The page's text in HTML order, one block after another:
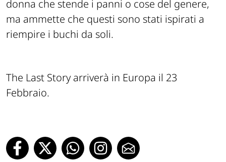
donna che stende i panni o cose del genere,
ma ammette che questi sono stati ispirati a
riempire i buchi da soli.
The Last Story arriverà in Europa il 23
Febbraio.